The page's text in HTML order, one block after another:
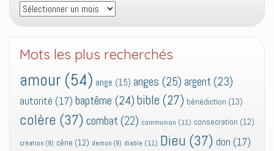
Archives
Mots les plus recherchés
amour (54) ange (15) anges (25) argent (23)
autorité (17) baptême (24) bible (27) bénédiction (13)
colère (37) combat (22) communion (11) consecration (12)
création (9) cène (12) demon (9) diable (11) Dieu (37) don (17)